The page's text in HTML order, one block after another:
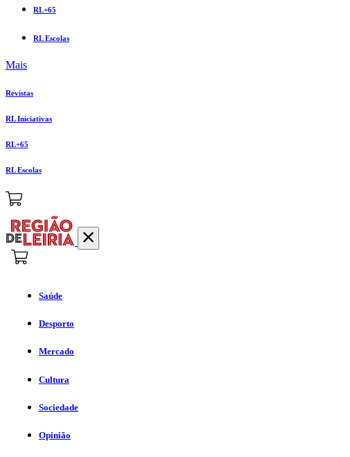
RL+65
RL Escolas
Mais
Revistas
RL Iniciativas
RL+65
RL Escolas
Saúde
Desporto
Mercado
Cultura
Sociedade
Opinião